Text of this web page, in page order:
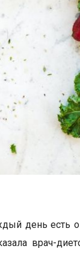
день есть
врач-